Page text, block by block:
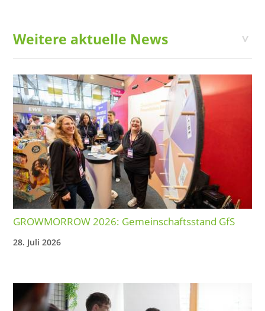
Weitere aktuelle News
GROWMORROW 2026: Gemeinschaftsstand GfS
28. Juli 2026